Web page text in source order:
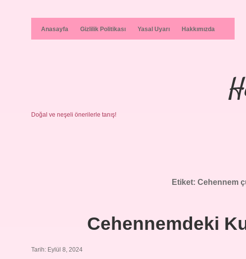
Anasayfa Gizlilik Politikası Yasal Uyarı Hakkımızda
Doğal ve neşeli önerilerle tanış!
Etiket:Cehennem
Cehennemdeki
Tarih: Eylül 8, 2024